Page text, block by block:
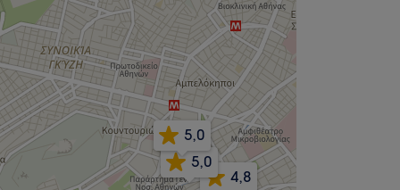
4,8
5,0
5,0